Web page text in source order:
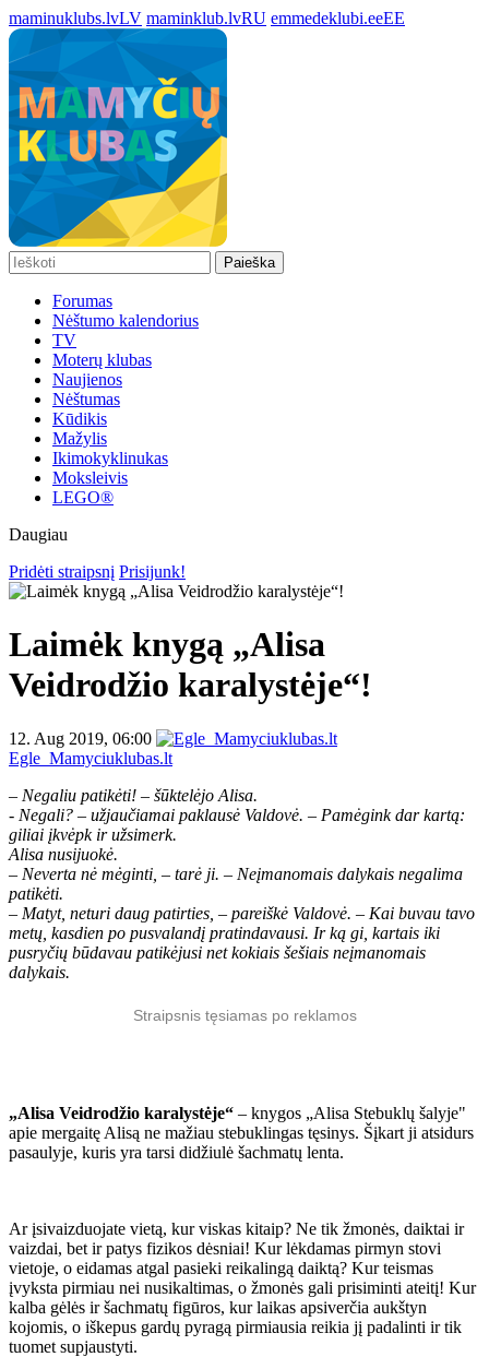
maminuklubs.lvLV maminklub.lvRU emmedeklubi.eeEE
Paieška
Forumas
Nėštumo kalendorius
TV
Moterų klubas
Naujienos
Nėštumas
Kūdikis
Mažylis
Ikimokyklinukas
Moksleivis
LEGO®
Daugiau
Pridėti straipsnį Prisijunk!
Laimėk knygą „Alisa
Veidrodžio karalystėje“!
12. Aug 2019, 06:00
Egle_Mamyciuklubas.lt
– Negaliu patikėti! – šūktelėjo Alisa.
- Negali? – užjaučiamai paklausė Valdovė. – Pamėgink dar kartą:
giliai įkvėpk ir užsimerk.
Alisa nusijuokė.
– Neverta nė mėginti, – tarė ji. – Neįmanomais dalykais negalima
patikėti.
– Matyt, neturi daug patirties, – pareiškė Valdovė. – Kai buvau tavo
metų, kasdien po pusvalandį pratindavausi. Ir ką gi, kartais iki
pusryčių būdavau patikėjusi net kokiais šešiais neįmanomais
dalykais.
Straipsnis tęsiamas po reklamos
„Alisa Veidrodžio karalystėje“ – knygos „Alisa Stebuklų šalyje"
apie mergaitę Alisą ne mažiau stebuklingas tęsinys. Šįkart ji atsidurs
pasaulyje, kuris yra tarsi didžiulė šachmatų lenta.
Ar įsivaizduojate vietą, kur viskas kitaip? Ne tik žmonės, daiktai ir
vaizdai, bet ir patys fizikos dėsniai! Kur lėkdamas pirmyn stovi
vietoje, o eidamas atgal pasieki reikalingą daiktą? Kur teismas
įvyksta pirmiau nei nusikaltimas, o žmonės gali prisiminti ateitį! Kur
kalba gėlės ir šachmatų figūros, kur laikas apsiverčia aukštyn
kojomis, o iškepus gardų pyragą pirmiausia reikia jį padalinti ir tik
tuomet supjaustyti.